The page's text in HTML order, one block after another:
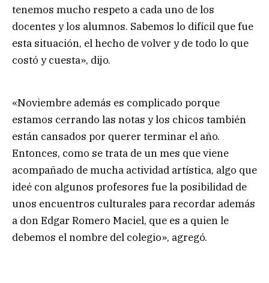
tenemos mucho respeto a cada uno de los
docentes y los alumnos. Sabemos lo difícil que fue
esta situación, el hecho de volver y de todo lo que
costó y cuesta», dijo.
«Noviembre además es complicado porque
estamos cerrando las notas y los chicos también
están cansados por querer terminar el año.
Entonces, como se trata de un mes que viene
acompañado de mucha actividad artística, algo que
ideé con algunos profesores fue la posibilidad de
unos encuentros culturales para recordar además
a don Edgar Romero Maciel, que es a quien le
debemos el nombre del colegio», agregó.